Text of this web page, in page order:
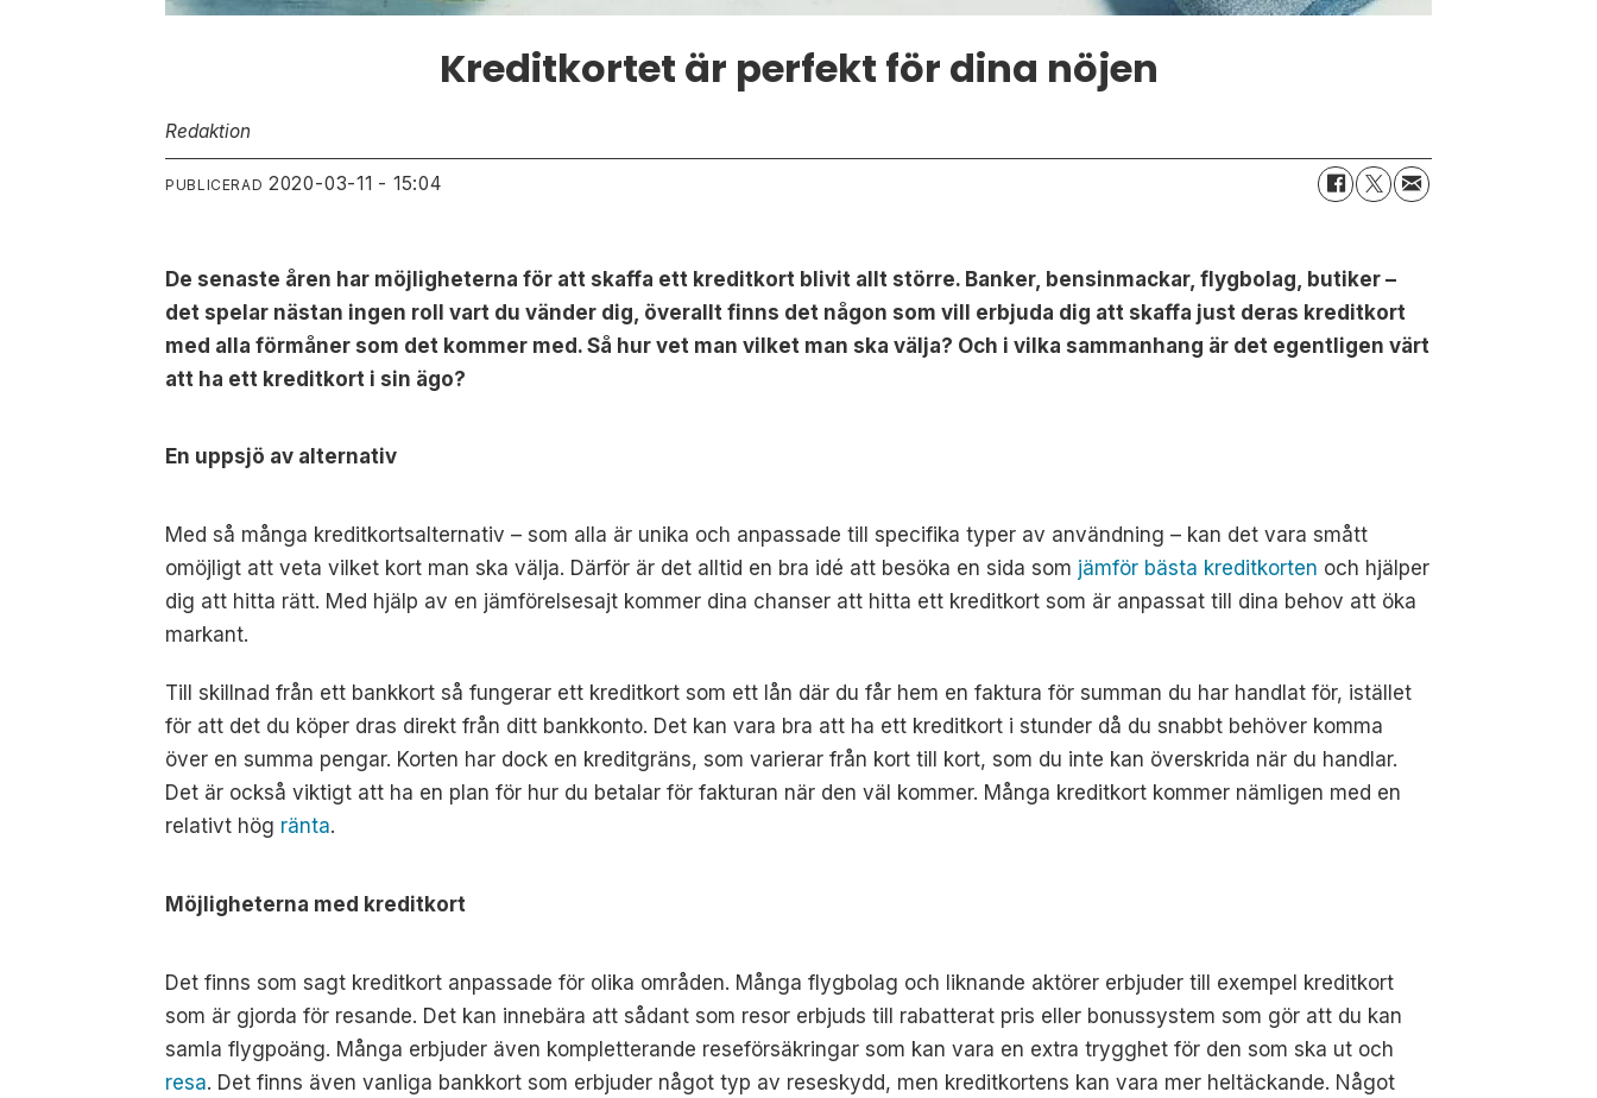
Kreditkortet är perfekt för dina nöjen
Redaktion
PUBLICERAD 2020-03-11 - 15:04
De senaste åren har möjligheterna för att skaffa ett kreditkort blivit allt större. Banker, bensinmackar, flygbolag, butiker –
det spelar nästan ingen roll vart du vänder dig, överallt finns det någon som vill erbjuda dig att skaffa just deras kreditkort
med alla förmåner som det kommer med. Så hur vet man vilket man ska välja? Och i vilka sammanhang är det egentligen värt
att ha ett kreditkort i sin ägo?
En uppsjö av alternativ
Med så många kreditkortsalternativ – som alla är unika och anpassade till specifika typer av användning – kan det vara smått
omöjligt att veta vilket kort man ska välja. Därför är det alltid en bra idé att besöka en sida som jämför bästa kreditkorten och hjälper
dig att hitta rätt. Med hjälp av en jämförelsesajt kommer dina chanser att hitta ett kreditkort som är anpassat till dina behov att öka
markant.
Till skillnad från ett bankkort så fungerar ett kreditkort som ett lån där du får hem en faktura för summan du har handlat för, istället
för att det du köper dras direkt från ditt bankkonto. Det kan vara bra att ha ett kreditkort i stunder då du snabbt behöver komma
över en summa pengar. Korten har dock en kreditgräns, som varierar från kort till kort, som du inte kan överskrida när du handlar.
Det är också viktigt att ha en plan för hur du betalar för fakturan när den väl kommer. Många kreditkort kommer nämligen med en
relativt hög ränta.
Möjligheterna med kreditkort
Det finns som sagt kreditkort anpassade för olika områden. Många flygbolag och liknande aktörer erbjuder till exempel kreditkort
som är gjorda för resande. Det kan innebära att sådant som resor erbjuds till rabatterat pris eller bonussystem som gör att du kan
samla flygpoäng. Många erbjuder även kompletterande reseförsäkringar som kan vara en extra trygghet för den som ska ut och
resa. Det finns även vanliga bankkort som erbjuder något typ av reseskydd, men kreditkortens kan vara mer heltäckande. Något